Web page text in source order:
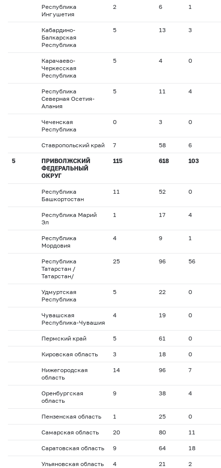
Республика
Ингушетия
2 6 1
Кабардино-
Балкарская
Республика
5 13 3
Карачаево-
Черкесская
Республика
5 4 0
Республика
Северная Осетия-
Алания
5 11 4
Чеченская
Республика
0 3 0
Ставропольский край 7 58 6
5
ПРИВОЛЖСКИЙ
ФЕДЕРАЛЬНЫЙ
ОКРУГ
115 618 103
Республика
Башкортостан
11 52 0
Республика Марий
Эл
1 17 4
Республика
Мордовия
4 9 1
Республика
Татарстан /
Татарстан/
25 96 56
Удмуртская
Республика
5 22 0
Чувашская
Республика-Чувашия
4 19 0
Пермский край 5 61 0
Кировская область 3 18 0
Нижегородская
область
14 96 7
Оренбургская
область
9 38 4
Пензенская область 1 25 0
Самарская область 20 80 11
Саратовская область 9 64 18
Ульяновская область 4 21 2